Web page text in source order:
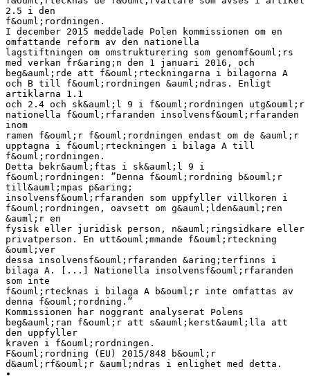
2.5 i den
f&ouml;rordningen.
I december 2015 meddelade Polen kommissionen om en
omfattande reform av den nationella
lagstiftningen om omstrukturering som genomf&ouml;rs
med verkan fr&aring;n den 1 januari 2016, och
beg&auml;rde att f&ouml;rteckningarna i bilagorna A
och B till f&ouml;rordningen &auml;ndras. Enligt
artiklarna 1.1
och 2.4 och sk&auml;l 9 i f&ouml;rordningen utg&ouml;r
nationella f&ouml;rfaranden insolvensf&ouml;rfaranden
inom
ramen f&ouml;r f&ouml;rordningen endast om de &auml;r
upptagna i f&ouml;rteckningen i bilaga A till
f&ouml;rordningen.
Detta bekr&auml;ftas i sk&auml;l 9 i
f&ouml;rordningen: ”Denna f&ouml;rordning b&ouml;r
till&auml;mpas p&aring;
insolvensf&ouml;rfaranden som uppfyller villkoren i
f&ouml;rordningen, oavsett om g&auml;lden&auml;ren
&auml;r en
fysisk eller juridisk person, n&auml;ringsidkare eller
privatperson. En utt&ouml;mmande f&ouml;rteckning
&ouml;ver
dessa insolvensf&ouml;rfaranden &aring;terfinns i
bilaga A. [...] Nationella insolvensf&ouml;rfaranden
som inte
f&ouml;rtecknas i bilaga A b&ouml;r inte omfattas av
denna f&ouml;rordning.”
Kommissionen har noggrant analyserat Polens
beg&auml;ran f&ouml;r att s&auml;kerst&auml;lla att
den uppfyller
kraven i f&ouml;rordningen.
F&ouml;rordning (EU) 2015/848 b&ouml;r
d&auml;rf&ouml;r &auml;ndras i enlighet med detta.